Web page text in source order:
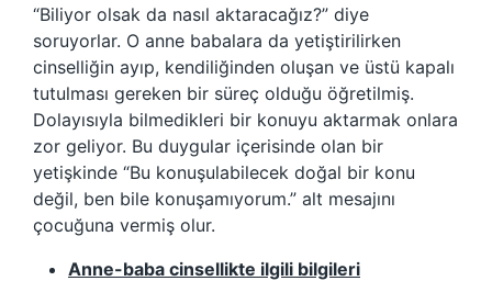
“Biliyor olsak da nasıl aktaracağız?” diye
soruyorlar. O anne babalara da yetiştirilirken
cinselliğin ayıp, kendiliğinden oluşan ve üstü kapalı
tutulması gereken bir süreç olduğu öğretilmiş.
Dolayısıyla bilmedikleri bir konuyu aktarmak onlara
zor geliyor. Bu duygular içerisinde olan bir
yetişkinde “Bu konuşulabilecek doğal bir konu
değil, ben bile konuşamıyorum.” alt mesajını
çocuğuna vermiş olur.
Anne-baba cinsellikte ilgili bilgileri